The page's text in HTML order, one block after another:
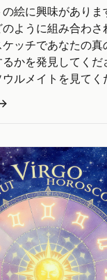
絵に興味がありま
ように組み合わさ
ッチであなたの真
かを発見してくだ
ルメイトを見てく